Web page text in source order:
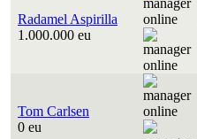
Radamel Aspirilla
1.000.000 eu
Tom Carlsen
0 eu